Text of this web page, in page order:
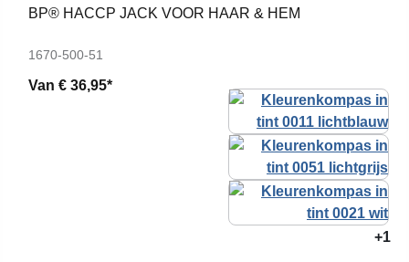
BP® HACCP JACK VOOR HAAR & HEM
1670-500-51
Van € 36,95*
+1